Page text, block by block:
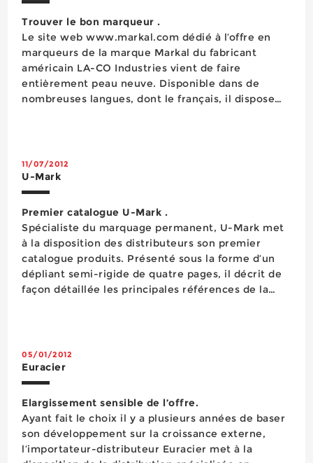
Trouver le bon marqueur .
Le site web www.markal.com dédié à l’offre en
marqueurs de la marque Markal du fabricant
américain LA-CO Industries vient de faire
entièrement peau neuve. Disponible dans de
nombreuses langues, dont le français, il dispose
11/07/2012
U-Mark
Premier catalogue U-Mark .
Spécialiste du marquage permanent, U-Mark met
à la disposition des distributeurs son premier
catalogue produits. Présenté sous la forme d’un
dépliant semi-rigide de quatre pages, il décrit de
façon détaillée les principales références de la
05/01/2012
Euracier
Elargissement sensible de l’offre.
Ayant fait le choix il y a plusieurs années de baser
son développement sur la croissance externe,
l’importateur-distributeur Euracier met à la